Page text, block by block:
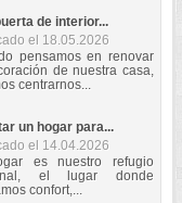
de interior...
el 18.05.2026
pensamos en renovar
de nuestra casa,
centrarnos...
un hogar para...
el 14.04.2026
es nuestro refugio
el lugar donde
confort,...